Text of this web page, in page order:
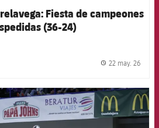
Fiesta de campeones
(36-24)
22 may. 26
FCB Barcelona badge